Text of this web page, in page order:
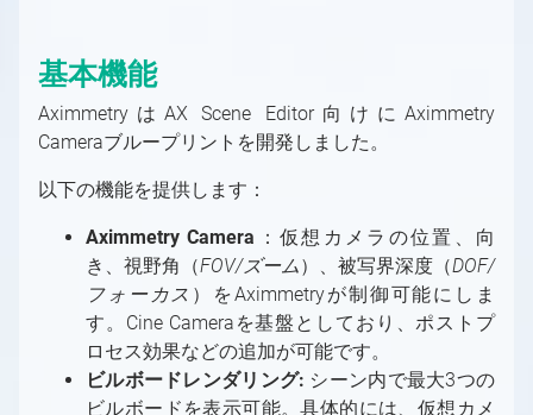
HDMI
ユーザーインターフェース
パネルの概要
フローエディターの基本
カメラムーバーのマウス制御
トランスフォーメーションギズモとシーン設
定の編集
注意事項
方法
有線接続によるAximmetry Eyeの使い方
Aximmetry ゲートウェイの使用
Aximmetry Instant
Aximmetry Instant とは何ですか？
Aximmetry Instant Scene のインストール方
Aximmetry インスタントシーンの使用方法
インターレースビデオ信号
HDR 入力と出力
NDI
SMPTE 2110 入力/出力設定
SRT
SRT
Streaming
ストリーミング（YouTube、Facebook、
Twitchなど）
Skype、Zoomその他のVoIPソフトウェア
へのストリーミング
録画
カメラ追跡データの録画方法
ビデオ録画と画像キャプチャ
HTTP経由でのAximmetryの外部制御
GPIO入力/出力設定
AximmetryでのGPIOの使用
AximmetryでのOSCメッセージ
DMXをAximmetryで使用する
DMXによるピクセルマッピング
Elgato Stream Deckを使用してシーンを制御
する
Loupedeckコンソール/Razer Stream
Controllerを使用してシーンを制御する
MOS
AximmetryでMOSを設定する方法
ArionをAximmetryで使用するための設定
する
対応ファイル形式、エンコーダー、デコーダー
トラッキングシステムユニットの設定
トラッキングシステムユニットの設定
通信の設定
ファイアウォール設定
Aximmetryでのトラッキングシステムの設定
方法
キャリブレーション
カメラキャリブレーションの概念について
カメラキャリブレーター
キャリブレーションのテスト
基本ツール
キャリブレーションのテスト
追加ツール
アンティレイテンシー設定
Indiemark/Glassmarkの使用
Optitrack
HTC Vive設定
HTC Vive Mars設定
高度な情報と機能
カメラとヘッドの変換
PTZ カメラ
概要
モデルの準備
3D モデルのエクスポート
マテリアル
PBR マテリアル
ライティング
ライトマップ
シャドウ
平面反射
パーティクルシステム
AX Scene Editorでのコンテンツ作成
AX Scene Editor 導入ガイド
Unrealプロジェクトの準備
ブループリントを使用した追加の制御
Aximmetry UEストックシーンの使用と編集
高度な情報と機能
AximmetryのUnrealにおける
VirtualScreen
LevelでSceneを切り替える
FABからアセットを取得する方法
スタジオ設定例（グリーンスクリーン、バー
チャルカメラ）
バーチャルカメラコンパウンド
クロッピング
キーイング設定（バーチャルカメラ）
バーチャルカメラコンパウンドでのビルボー
ド設定
バーチャルカメラコンパウンドのカメラコン
トロールパネル
バーチャルカメラの移動
トラッキングカメラワークフロー
スタジオ設定例（グリーンスクリーン、トラ
ッキングカメラ）
入力（トラッキングカメラ）
スタジオコントロールパネル
キーイング設定（トラッキングカメラ）
シーンコントロールパネル
トラッキングカメラビルボード：配置
トラッキングカメラビルボード：影と光
トラッキングカメラビルボード：反射
キーイング
クロマスタジオ背景
良いキーイングの要件
3Dクリーンプレートジェネレーターの使用
外部キーヤーとのAximmetryの使用
UnityでのAximmetryを外部キーヤーとして
使用する方法
Vanilla Unreal EngineでのAximmetryを外部
キーヤーとして使用する方法
Unreal Scene Setup (Green Screen)
混合カメラコンパウンド
LEDウォール制作
目次（LEDウォールプロダクション）
LEDウォール制作の概要
LEDの活用事例
LED 起動時の設定
ARプロダクション
ARプロダクションの概要
スタジオ設定例（AR）
ARカメラコンパウンド
マルチマシン環境
マルチマシン環境の概要
スタジオ設定例（マルチマシン）
OpenAI Compounds
OpenAI Compounds
Aximmetry でのスクリプト作成
基本機能
AximmetryはAX Scene Editor向けにAximmetry
Cameraブループリントを開発しました。
以下の機能を提供します：
Aximmetry Camera ：仮想カメラの位置、向
き、視野角（FOV/ズーム）、被写界深度（DOF/
フォーカス ）をAximmetryが制御可能にしま
す。Cine Cameraを基盤としており、ポストプ
ロセス効果などの追加が可能です。
ビルボードレンダリング: シーン内で最大3つの
ビルボードを表示可能。具体的には、仮想カメ